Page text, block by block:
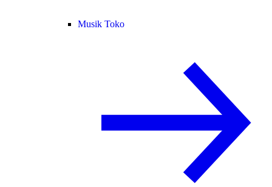
Musik Toko